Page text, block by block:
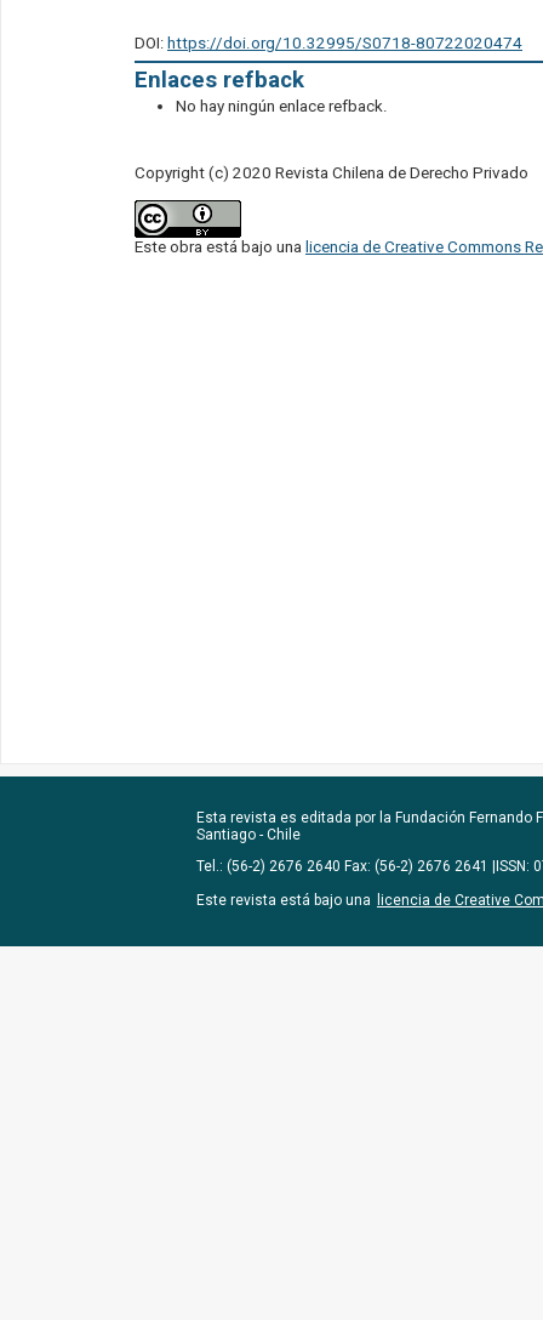
DOI: https://doi.org/10.32995/S0718-80722020474
Enlaces refback
No hay ningún enlace refback.
Copyright (c) 2020 Revista Chilena de Derecho Privado
Este obra está bajo una licencia de Creative Commons
Esta revista es editada por la Fundación Fernando
Santiago - Chile
Tel.: (56-2) 2676 2640 Fax: (56-2) 2676 2641 |ISSN:
Este revista está bajo una
licencia de Creative